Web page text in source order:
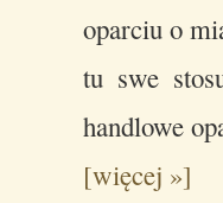
oparciu o
tu swe
handlowe
[więcej »]